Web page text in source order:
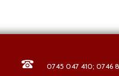
0745 047 410; 0746